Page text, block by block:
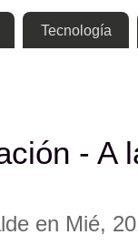
Tecnología
- A
en Mié,